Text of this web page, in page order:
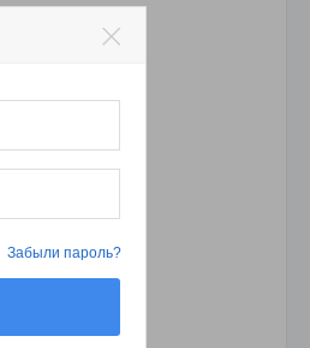
Забыли пароль?